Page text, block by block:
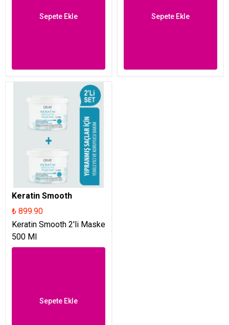
Sepete Ekle Sepete Ekle
Keratin Smooth
₺ 899.90
Keratin Smooth 2'li Maske
500 Ml
Sepete Ekle